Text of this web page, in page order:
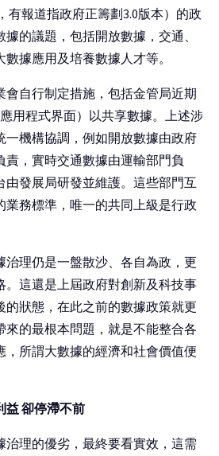
有報道指政府正籌劃3.0版本）的政
的議題，包括開放數據，交通、
據應用及培養數據人才等。
會自行制定措施，包括金管局近期
用程式界面）以共享數據。上述涉
一機構協調，例如開放數據由政府
責，實時交通數據由運輸部門負
由發展局研發並維護。這些部門互
業務標準，唯一的共同上級是行政
治理仍是一盤散沙、各自為政，更
。這還是上屆政府對創新及科技事
的狀態，在此之前的數據政策就更
來的最根本問題，就是不能整合各
，所謂大數據的經濟和社會價值便
益 卻停滯不前
治理的優劣，最終要看實效，這需